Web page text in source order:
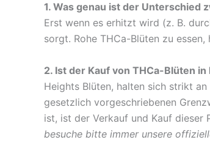
1. Was genau ist der Unterschied
Erst wenn es erhitzt wird (z. B.
sorgt. Rohe THCa-Blüten zu
2. Ist der Kauf von THCa-Blüten
Heights Blüten, halten sich strikt
gesetzlich vorgeschriebenen
ist, ist der Verkauf und Kauf dieser
besuche bitte immer unsere